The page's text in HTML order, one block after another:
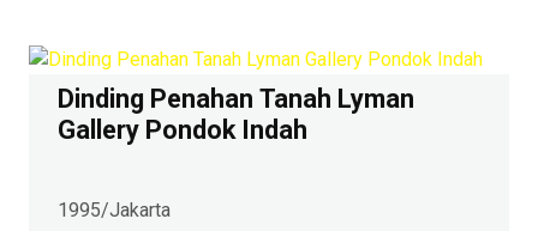
Dinding Penahan Tanah Lyman
Gallery Pondok Indah
1995/Jakarta